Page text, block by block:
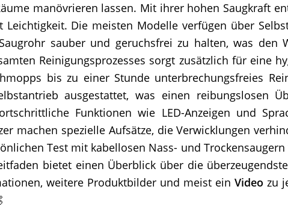
manövrieren lassen. Mit ihrer hohen Saugkraft
Die meisten Modelle verfügen über
sauber und geruchsfrei zu halten, was den
Reinigungsprozesses sorgt zusätzlich für eine
bis zu einer Stunde unterbrechungsfreies
ausgestattet, was einen reibungslosen
Funktionen wie LED-Anzeigen und
machen spezielle Aufsätze, die Verwicklungen
Test mit kabellosen Nass- und
bietet einen Überblick über die
weitere Produktbilder und meist ein Video zu